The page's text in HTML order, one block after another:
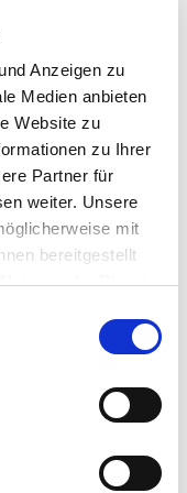
Anzeigen zu
Medien anbieten
Website zu
zu Ihrer
Partner für
weiter. Unsere
mit
bereitgestellt
der Dienste